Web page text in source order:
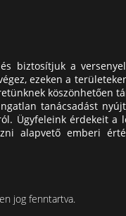
biztosítjuk a
ezeken a
köszönhetően
tanácsadást
Ügyfeleink érdekeit a
alapvető emberi
jog fenntartva.